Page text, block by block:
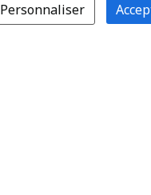
Personnaliser